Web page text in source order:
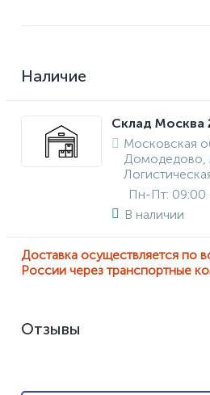
Наличие
Склад Москва
Московская
Домодедово,
Пн-Пт: 09:00
В наличии
Доставка осуществляется по
России через транспортные
Отзывы